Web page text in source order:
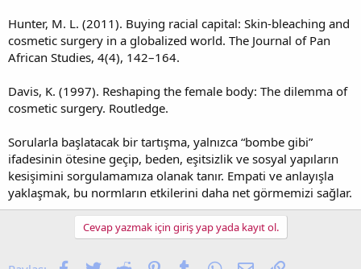
Hunter, M. L. (2011). Buying racial capital: Skin-bleaching and
cosmetic surgery in a globalized world. The Journal of Pan
African Studies, 4(4), 142–164.
Davis, K. (1997). Reshaping the female body: The dilemma of
cosmetic surgery. Routledge.
Sorularla başlatacak bir tartışma, yalnızca “bombe gibi”
ifadesinin ötesine geçip, beden, eşitsizlik ve sosyal yapıların
kesişimini sorgulamamıza olanak tanır. Empati ve anlayışla
yaklaşmak, bu normların etkilerini daha net görmemizi sağlar.
Cevap yazmak için giriş yap yada kayıt ol.